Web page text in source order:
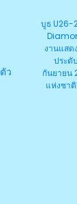
ว
บูธ U26-
งานแสด
ประดั
กันยายน
แห่งชา